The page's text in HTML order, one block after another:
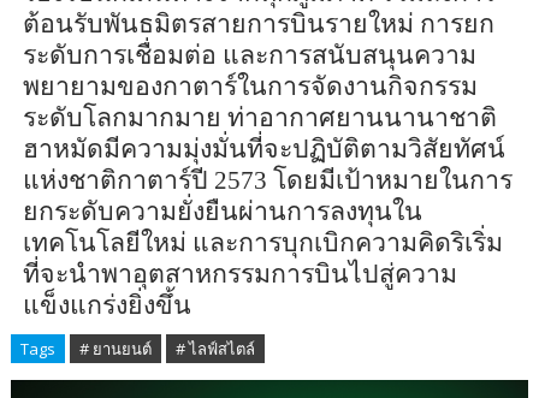
ต้อนรับพันธมิตรสายการบินรายใหม่ การยก
ระดับการเชื่อมต่อ และการสนับสนุนความ
พยายามของกาตาร์ในการจัดงานกิจกรรม
ระดับโลกมากมาย ท่าอากาศยานนานาชาติ
ฮาหมัดมีความมุ่งมั่นที่จะปฏิบัติตามวิสัยทัศน์
แห่งชาติกาตาร์ปี 2573 โดยมีเป้าหมายในการ
ยกระดับความยั่งยืนผ่านการลงทุนใน
เทคโนโลยีใหม่ และการบุกเบิกความคิดริเริ่ม
ที่จะนำพาอุตสาหกรรมการบินไปสู่ความ
แข็งแกร่งยิ่งขึ้น
Tags # ยานยนต์ # ไลฟ์สไตล์